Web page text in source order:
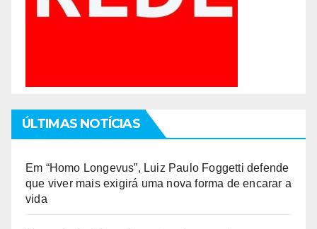
ÚLTIMAS NOTÍCIAS
Em “Homo Longevus”, Luiz Paulo Foggetti defende
que viver mais exigirá uma nova forma de encarar a
vida